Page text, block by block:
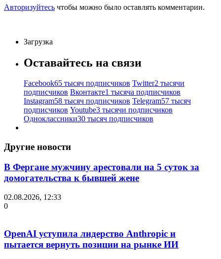
Авторизуйтесь чтобы можно было оставлять комментарии.
Загрузка
Оставайтесь на связи
Facebook65 тысяч подписчиков Twitter2 тысячи
подписчиков Вконтакте1 тысяча подписчиков
Instagram58 тысяч подписчиков Telegram57 тысяч
подписчиков Youtube3 тысячи подписчиков
Одноклассники30 тысяч подписчиков
Другие новости
В Фергане мужчину арестовали на 5 суток за
домогательства к бывшей жене
02.08.2026, 12:33
0
OpenAI уступила лидерство Anthropic и
пытается вернуть позиции на рынке ИИ